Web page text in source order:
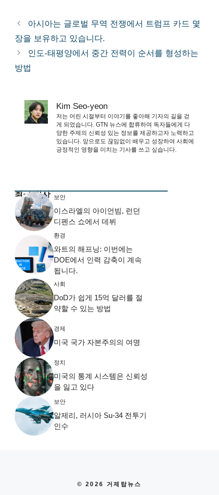
아시아는 글로벌 무역 전쟁에서 트럼프 카드 몇
장을 보유하고 있습니다.
인도-태평양에서 중간 전력이 순서를 형성하는
방법
Kim Seo-yeon
저는 어린 시절부터 이야기를 좋아해 기자의 길을 걷
게 되었습니다. GTN 뉴스에 합류하여 독자들에게 다
양한 주제의 신뢰성 있는 정보를 제공하고자 노력하고
있습니다. 앞으로도 끊임없이 배우고 성장하여 사회에
긍정적인 영향을 미치는 기사를 쓰고 싶습니다.
최근 기사 보안
이스라엘의 아이언빔, 런던
디펜스 쇼에서 데뷔
환경
와트의 해프닝: 이번에는
DOE에서 인력 감축이 계속
됩니다.
사회
DoD가 쉽게 15억 달러를 절
약할 수 있는 방법
경제
미국 국가 자본주의의 여명
정치
미국의 통계 시스템은 신뢰성
을 잃고 있다
보안
알제리, 러시아 Su-34 전투기
인수
© 2026 거제탑뉴스